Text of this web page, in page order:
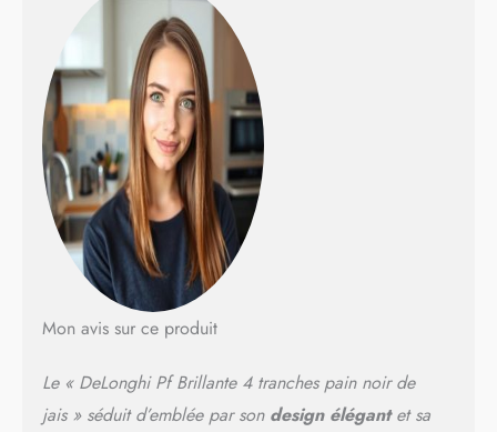
Mon avis sur ce produit
Le « DeLonghi Pf Brillante 4 tranches pain noir de
jais » séduit d’emblée par son design élégantet sa